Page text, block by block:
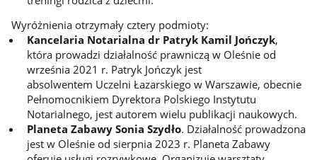
Wyróżnienia otrzymały cztery podmioty:
Kancelaria Notarialna dr Patryk Kamil Jończyk,
która prowadzi działalność prawniczą w Oleśnie od
września 2021 r. Patryk Jończyk jest
absolwentem Uczelni Łazarskiego w Warszawie, obecnie
Pełnomocnikiem Dyrektora Polskiego Instytutu
Notarialnego, jest autorem wielu publikacji naukowych.
Planeta Zabawy Sonia Szydło. Działalność prowadzona
jest w Oleśnie od sierpnia 2023 r. Planeta Zabawy